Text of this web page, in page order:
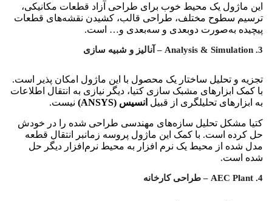
این ماژول یک محیط خوب برای طراحی آزاد قطعات مکانیکی،
ترسیم سطوح مختلف، طراحی قالب، کشیدن نقشه‌های قطعات
پیچیده به‌صورت دوبعدی و سه‌بعدی و… است.
3. Analysis & Simulation – آنالیز و شبیه سازی
تجزیه و تحلیل ساختار یک محصول با این ماژول امکان پذیر است.
با کمک ابزارهای مشبک سازی کتیا، دیگر نیازی به انتقال اطلاعات
به ابزارهای تحلیلگری از قبیل انسیس (ANSYS)
نیست.
کتیا مشکل تحلیل سازه‌های مهندسی طراحی شده را در خودش
حل کرده است. با کمک این ماژول پروسه زمانبر انتقال قطعه
مدل شده از محیط یک نرم افزار به محیط نرم‌افزار دیگر حل
شده است.
4. AEC Plant – طراحی کارخانه